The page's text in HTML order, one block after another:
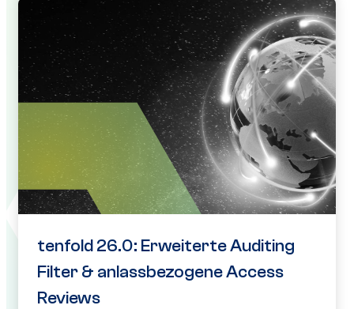
tenfold 26.0: Erweiterte Auditing
Filter & anlassbezogene Access
Reviews